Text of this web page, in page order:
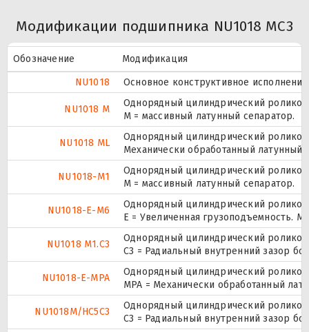
Модификации подшипника NU1018 MC3
Обозначение
Модификация
NU1018
Основное конструктивное
NU1018 M
Однорядный цилиндрический
M = массивный латунный сепаратор.
NU1018 ML
Однорядный цилиндрический
Механически обработанный
NU1018-M1
Однорядный цилиндрический
M = массивный латунный сепаратор.
NU1018-E-M6
Однорядный цилиндрический
E = Увеличенная грузоподъемность.
NU1018 M1.C3
Однорядный цилиндрический
C3 = Радиальный внутренний зазор
NU1018-E-MPA
Однорядный цилиндрический
MPA = Механически обработанный
NU1018M/HC5C3
Однорядный цилиндрический
C3 = Радиальный внутренний зазор